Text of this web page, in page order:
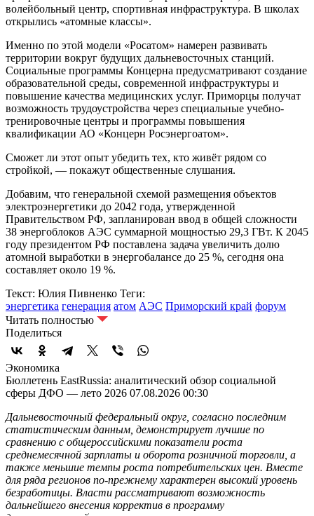
волейбольный центр, спортивная инфраструктура. В школах
открылись «атомные классы».
Именно по этой модели «Росатом» намерен развивать
территории вокруг будущих дальневосточных станций.
Социальные программы Концерна предусматривают создание
образовательной среды, современной инфраструктуры и
повышение качества медицинских услуг. Приморцы получат
возможность трудоустройства через специальные учебно-
тренировочные центры и программы повышения
квалификации АО «Концерн Росэнергоатом».
Сможет ли этот опыт убедить тех, кто живёт рядом со
стройкой, — покажут общественные слушания.
Добавим, что генеральной схемой размещения объектов
электроэнергетики до 2042 года, утвержденной
Правительством РФ, запланирован ввод в общей сложности
38 энергоблоков АЭС суммарной мощностью 29,3 ГВт. К 2045
году президентом РФ поставлена задача увеличить долю
атомной выработки в энергобалансе до 25 %, сегодня она
составляет около 19 %.
Текст: Юлия Пивненко Теги:
энергетика генерация атом АЭС Приморский край форум
Читать полностью
Поделиться
Экономика
Бюллетень EastRussia: аналитический обзор социальной
сферы ДФО — лето 2026 07.08.2026 00:30
Дальневосточный федеральный округ, согласно последним
статистическим данным, демонстрирует лучшие по
сравнению с общероссийскими показатели роста
среднемесячной зарплаты и оборота розничной торговли, а
также меньшие темпы роста потребительских цен. Вместе
для ряда регионов по-прежнему характерен высокий уровень
безработицы. Власти рассматривают возможность
дальнейшего внесения корректив в программу